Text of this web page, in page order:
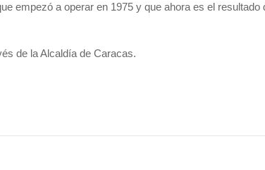
empezó a operar en 1975 y que ahora es el resultado
de la Alcaldía de Caracas.